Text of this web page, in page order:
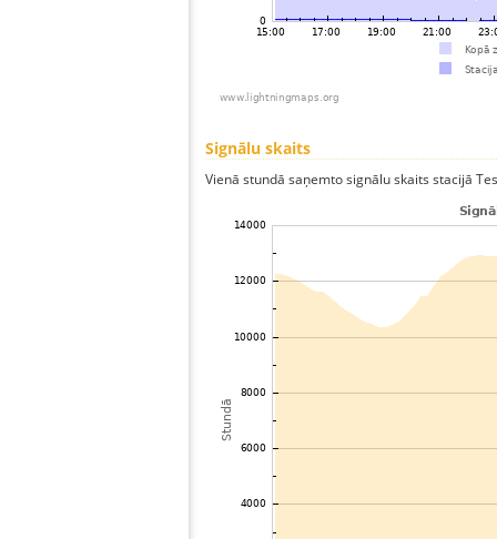
Signālu skaits
Vienā stundā saņemto signālu skaits stacijā